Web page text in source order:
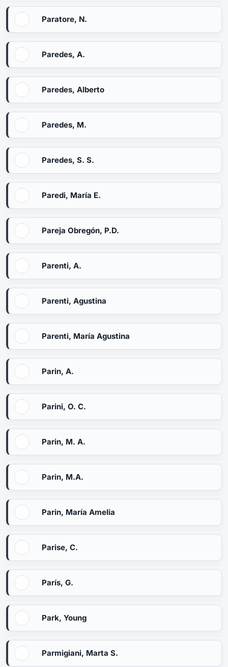
Paratore, N.
Paredes, A.
Paredes, Alberto
Paredes, M.
Paredes, S. S.
Paredi, María E.
Pareja Obregón, P.D.
Parenti, A.
Parenti, Agustina
Parenti, María Agustina
Parin, A.
Parini, O. C.
Parin, M. A.
Parin, M.A.
Parin, María Amelia
Parise, C.
París, G.
Park, Young
Parmigiani, Marta S.